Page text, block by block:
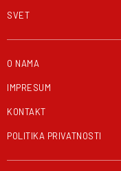
SVET
O NAMA
IMPRESUM
KONTAKT
POLITIKA PRIVATNOSTI